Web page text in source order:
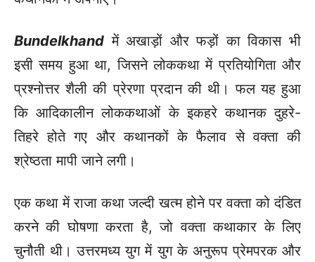
Bundelkhand में अखाड़ों और फड़ों का विकास भी
इसी समय हुआ था, जिसने लोककथा में प्रतियोगिता और
प्रश्नोत्तर शैली की प्रेरणा प्रदान की थी। फल यह हुआ
कि आदिकालीन लोककथाओं के इकहरे कथानक दुहरे-
तिहरे होते गए और कथानकों के फैलाव से वक्ता की
श्रेष्ठता मापी जाने लगी।
एक कथा में राजा कथा जल्दी खत्म होने पर वक्ता को दंडित
करने की घोषणा करता है, जो वक्ता कथाकार के लिए
चुनौती थी। उत्तरमध्य युग में युग के अनुरूप प्रेमपरक और